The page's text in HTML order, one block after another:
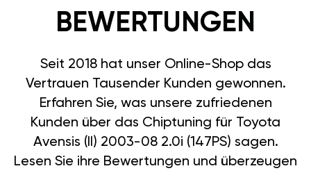
BEWERTUNGEN
Seit 2018 hat unser Online-Shop das
Vertrauen Tausender Kunden gewonnen.
Erfahren Sie, was unsere zufriedenen
Kunden über das Chiptuning für Toyota
Avensis (II) 2003-08 2.0i (147PS) sagen.
Lesen Sie ihre Bewertungen und überzeugen